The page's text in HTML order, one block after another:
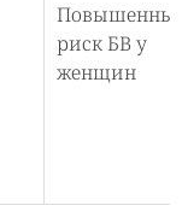
Повышенный
риск БВ у
женщин